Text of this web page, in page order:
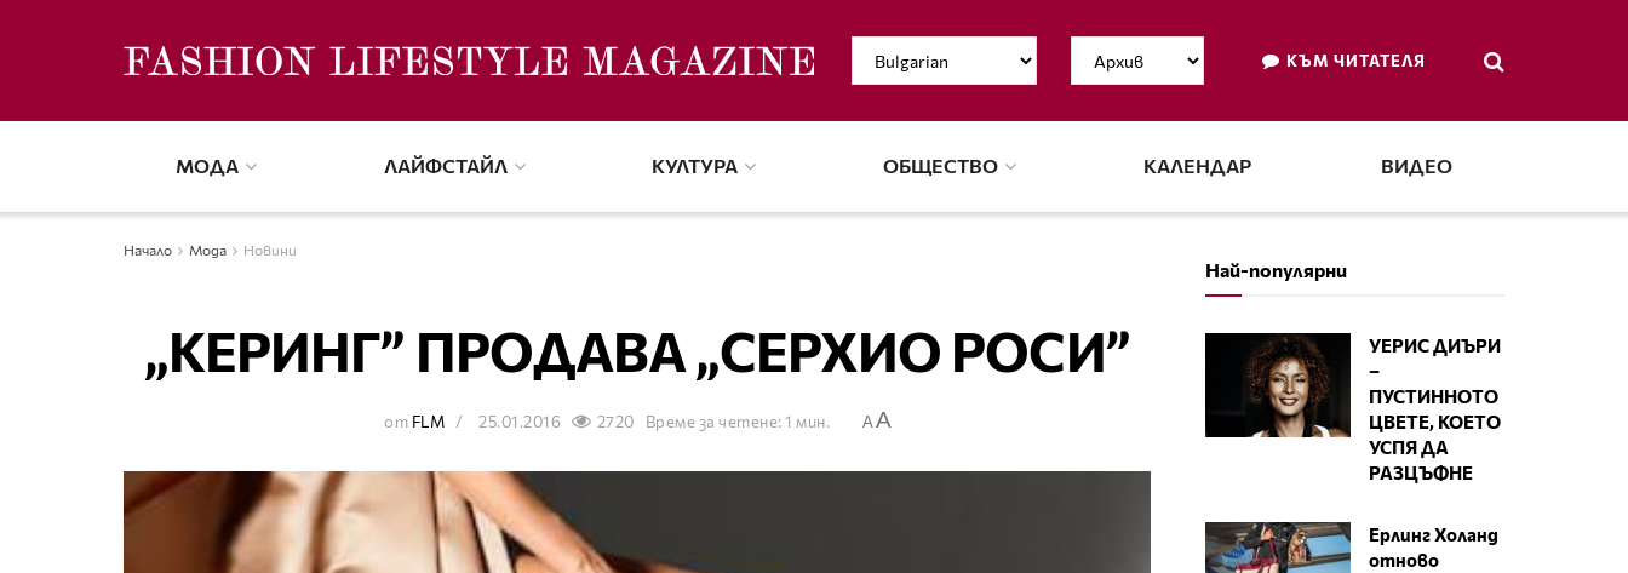
КЪМ ЧИТАТЕЛЯ
МОДА ЛАЙФСТАЙЛ КУЛТУРА ОБЩЕСТВО КАЛЕНДАР ВИДЕО
Начало Мода Новини
„КЕРИНГ” ПРОДАВА „СЕРХИО РОСИ”
от FLM 25.01.2016 2720 Време за четене: 1 мин. AA
Най-популярни
УЕРИС ДИЪРИ
–
ПУСТИННОТО
ЦВЕТЕ, КОЕТО
УСПЯ ДА
РАЗЦЪФНЕ
Ерлинг Холанд
отново